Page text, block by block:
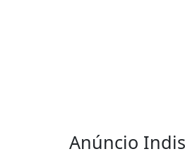
Anúncio